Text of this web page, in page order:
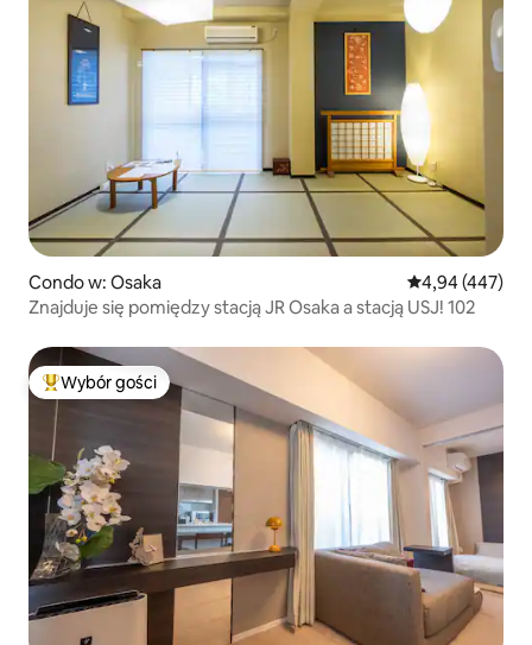
Condo w: Osaka Średnia
4,94 (447)
Znajduje się pomiędzy stacją JR Osaka a stacją USJ! 102
Najpopularniejsze z kategorii Wybór gości
Wybór gości